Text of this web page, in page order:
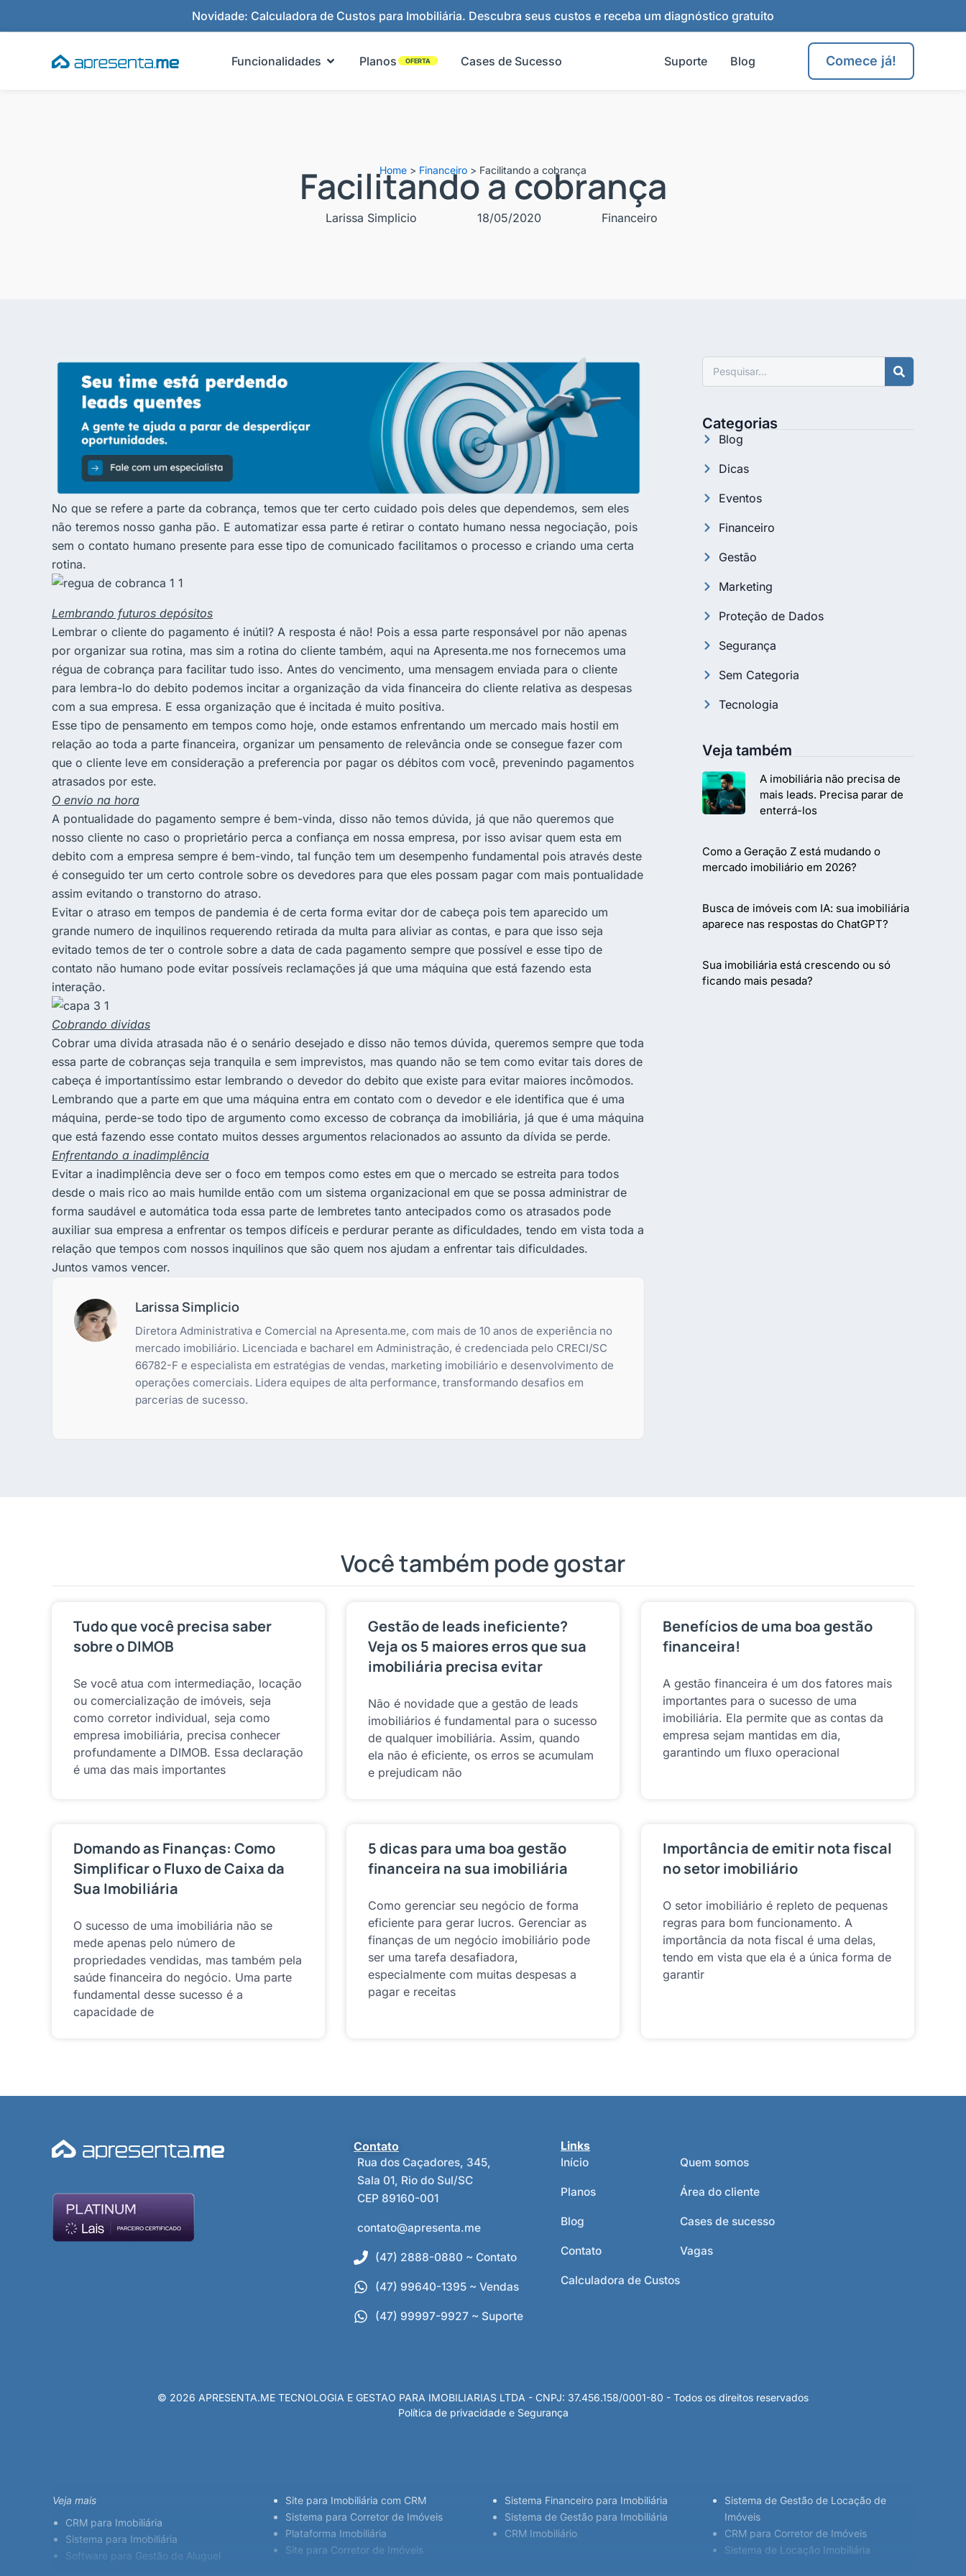
Novidade: Calculadora de Custos para Imobiliária. Descubra seus custos e receba um diagnóstico gratuito
Funcionalidades Abrir Funcionalidades
Planos OFERTA Cases de Sucesso Suporte Blog Comece já!
Home > Financeiro > Facilitando a cobrança
Facilitando a cobrança
Larissa Simplicio 18/05/2020 Financeiro
No que se refere a parte da cobrança, temos que ter certo cuidado pois deles que dependemos, sem eles
não teremos nosso ganha pão. E automatizar essa parte é retirar o contato humano nessa negociação, pois
sem o contato humano presente para esse tipo de comunicado facilitamos o processo e criando uma certa
rotina.
Lembrando futuros depósitos
Lembrar o cliente do pagamento é inútil? A resposta é não! Pois a essa parte responsável por não apenas
por organizar sua rotina, mas sim a rotina do cliente também, aqui na Apresenta.me nos fornecemos uma
régua de cobrança para facilitar tudo isso. Antes do vencimento, uma mensagem enviada para o cliente
para lembra-lo do debito podemos incitar a organização da vida financeira do cliente relativa as despesas
com a sua empresa. E essa organização que é incitada é muito positiva.
Esse tipo de pensamento em tempos como hoje, onde estamos enfrentando um mercado mais hostil em
relação ao toda a parte financeira, organizar um pensamento de relevância onde se consegue fazer com
que o cliente leve em consideração a preferencia por pagar os débitos com você, prevenindo pagamentos
atrasados por este.
O envio na hora
A pontualidade do pagamento sempre é bem-vinda, disso não temos dúvida, já que não queremos que
nosso cliente no caso o proprietário perca a confiança em nossa empresa, por isso avisar quem esta em
debito com a empresa sempre é bem-vindo, tal função tem um desempenho fundamental pois através deste
é conseguido ter um certo controle sobre os devedores para que eles possam pagar com mais pontualidade
assim evitando o transtorno do atraso.
Evitar o atraso em tempos de pandemia é de certa forma evitar dor de cabeça pois tem aparecido um
grande numero de inquilinos requerendo retirada da multa para aliviar as contas, e para que isso seja
evitado temos de ter o controle sobre a data de cada pagamento sempre que possível e esse tipo de
contato não humano pode evitar possíveis reclamações já que uma máquina que está fazendo esta
interação.
Cobrando dividas
Cobrar uma divida atrasada não é o senário desejado e disso não temos dúvida, queremos sempre que toda
essa parte de cobranças seja tranquila e sem imprevistos, mas quando não se tem como evitar tais dores de
cabeça é importantíssimo estar lembrando o devedor do debito que existe para evitar maiores incômodos.
Lembrando que a parte em que uma máquina entra em contato com o devedor e ele identifica que é uma
máquina, perde-se todo tipo de argumento como excesso de cobrança da imobiliária, já que é uma máquina
que está fazendo esse contato muitos desses argumentos relacionados ao assunto da dívida se perde.
Enfrentando a inadimplência
Evitar a inadimplência deve ser o foco em tempos como estes em que o mercado se estreita para todos
desde o mais rico ao mais humilde então com um sistema organizacional em que se possa administrar de
forma saudável e automática toda essa parte de lembretes tanto antecipados como os atrasados pode
auxiliar sua empresa a enfrentar os tempos difíceis e perdurar perante as dificuldades, tendo em vista toda a
relação que tempos com nossos inquilinos que são quem nos ajudam a enfrentar tais dificuldades.
Juntos vamos vencer.
Larissa Simplicio
Diretora Administrativa e Comercial na Apresenta.me, com mais de 10 anos de experiência no
mercado imobiliário. Licenciada e bacharel em Administração, é credenciada pelo CRECI/SC
66782-F e especialista em estratégias de vendas, marketing imobiliário e desenvolvimento de
operações comerciais. Lidera equipes de alta performance, transformando desafios em
parcerias de sucesso.
Pesquisar
Categorias
Blog
Dicas
Eventos
Financeiro
Gestão
Marketing
Proteção de Dados
Segurança
Sem Categoria
Tecnologia
Veja também
A imobiliária não precisa de
mais leads. Precisa parar de
enterrá-los
Como a Geração Z está mudando o
mercado imobiliário em 2026?
Busca de imóveis com IA: sua imobiliária
aparece nas respostas do ChatGPT?
Sua imobiliária está crescendo ou só
ficando mais pesada?
Você também pode gostar
Tudo que você precisa saber
sobre o DIMOB
Se você atua com intermediação, locação
ou comercialização de imóveis, seja
como corretor individual, seja como
empresa imobiliária, precisa conhecer
profundamente a DIMOB. Essa declaração
é uma das mais importantes
Gestão de leads ineficiente?
Veja os 5 maiores erros que sua
imobiliária precisa evitar
Não é novidade que a gestão de leads
imobiliários é fundamental para o sucesso
de qualquer imobiliária. Assim, quando
ela não é eficiente, os erros se acumulam
e prejudicam não
Benefícios de uma boa gestão
financeira!
A gestão financeira é um dos fatores mais
importantes para o sucesso de uma
imobiliária. Ela permite que as contas da
empresa sejam mantidas em dia,
garantindo um fluxo operacional
Domando as Finanças: Como
Simplificar o Fluxo de Caixa da
Sua Imobiliária
O sucesso de uma imobiliária não se
mede apenas pelo número de
propriedades vendidas, mas também pela
saúde financeira do negócio. Uma parte
fundamental desse sucesso é a
capacidade de
5 dicas para uma boa gestão
financeira na sua imobiliária
Como gerenciar seu negócio de forma
eficiente para gerar lucros. Gerenciar as
finanças de um negócio imobiliário pode
ser uma tarefa desafiadora,
especialmente com muitas despesas a
pagar e receitas
Importância de emitir nota fiscal
no setor imobiliário
O setor imobiliário é repleto de pequenas
regras para bom funcionamento. A
importância da nota fiscal é uma delas,
tendo em vista que ela é a única forma de
garantir
Contato
Rua dos Caçadores, 345,
Sala 01, Rio do Sul/SC
CEP 89160-001
contato@apresenta.me
(47) 2888-0880 ~ Contato
(47) 99640-1395 ~ Vendas
(47) 99997-9927 ~ Suporte
Links
Início
Planos
Blog
Contato
Calculadora de Custos
Quem somos
Área do cliente
Cases de sucesso
Vagas
© 2026 APRESENTA.ME TECNOLOGIA E GESTAO PARA IMOBILIARIAS LTDA - CNPJ: 37.456.158/0001-80 - Todos os direitos reservados
Política de privacidade e Segurança
Veja mais
CRM para Imobiliária
Sistema para Imobiliária
Software para Gestão de Aluguel
Site para Imobiliária com CRM
Sistema para Corretor de Imóveis
Plataforma Imobiliária
Site para Corretor de Imóveis
Sistema Financeiro para Imobiliária
Sistema de Gestão para Imobiliária
CRM Imobiliário
Sistema de Gestão de Locação de
Imóveis
CRM para Corretor de Imóveis
Sistema de Locação Imobiliária